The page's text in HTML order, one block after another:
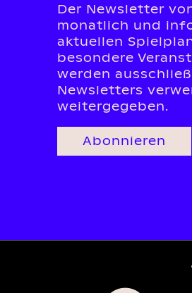
Der Newsletter
monatlich und
aktuellen
besondere
werden
Newsletters
weitergegeben.
Abonnieren